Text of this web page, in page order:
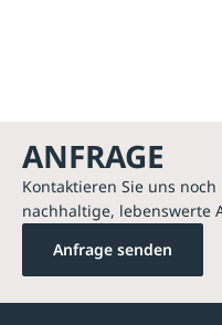
ANFRAGE
Kontaktieren Sie uns
nachhaltige, lebenswerte
Anfrage senden